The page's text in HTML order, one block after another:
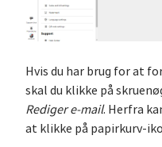
Hvis du har brug for at
skal du klikke på
Rediger e-mail. Herfra
at klikke på papirkurv-